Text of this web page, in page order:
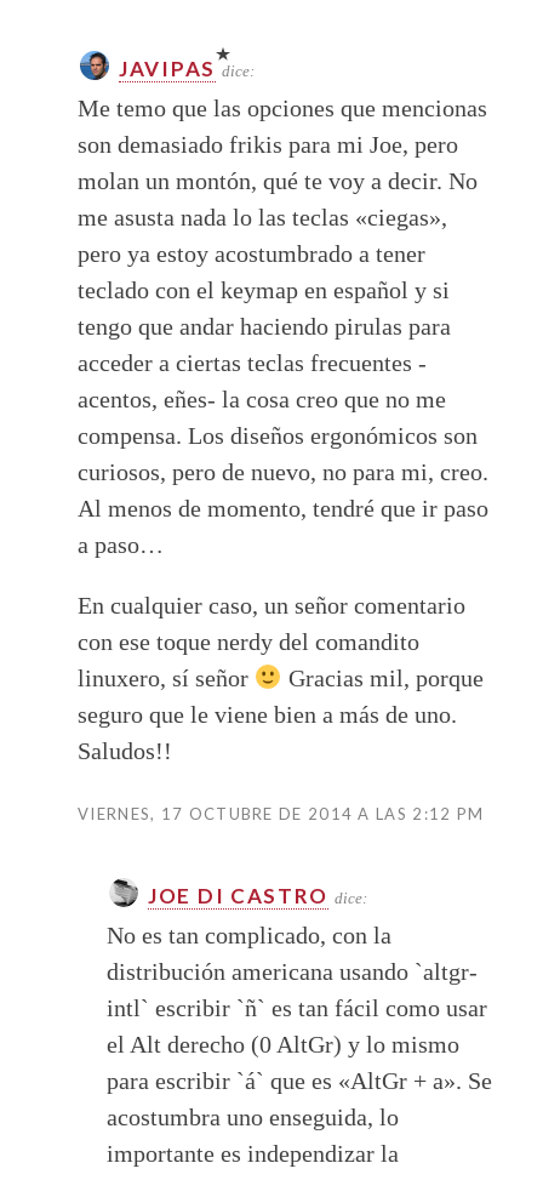
JAVIPAS dice:
Me temo que las opciones que mencionas
son demasiado frikis para mi Joe, pero
molan un montón, qué te voy a decir. No
me asusta nada lo las teclas «ciegas»,
pero ya estoy acostumbrado a tener
teclado con el keymap en español y si
tengo que andar haciendo pirulas para
acceder a ciertas teclas frecuentes -
acentos, eñes- la cosa creo que no me
compensa. Los diseños ergonómicos son
curiosos, pero de nuevo, no para mi, creo.
Al menos de momento, tendré que ir paso
a paso…
En cualquier caso, un señor comentario
con ese toque nerdy del comandito
linuxero, sí señor
Gracias mil, porque
seguro que le viene bien a más de uno.
Saludos!!
VIERNES, 17 OCTUBRE DE 2014 A LAS 2:12 PM
JOE DI CASTRO dice:
No es tan complicado, con la
distribución americana usando `altgr-
intl` escribir `ñ` es tan fácil como usar
el Alt derecho (0 AltGr) y lo mismo
para escribir `á` que es «AltGr + a». Se
acostumbra uno enseguida, lo
importante es independizar la